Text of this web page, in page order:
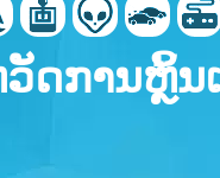
ດການຫຼິ້ນ